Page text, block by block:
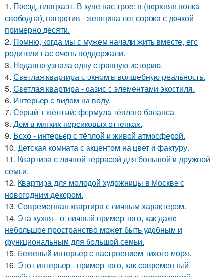
1. Поезд, плацкарт. В купе нас трое: я (верхняя полка
свободна), напротив - женщина лет сорока с дочкой
примерно десяти.
2. Помню, когда мы с мужем начали жить вместе, его
родители нас очень поддержали.
3. Недавно узнала одну странную историю.
4. Светлая квартира с окном в волшебную реальность.
5. Светлая квартира - оазис с элементами экостиля.
6. Интерьер с видом на воду.
7. Серый + жёлтый: формула тёплого баланса.
8. Дом в мягких персиковых оттенках.
9. Бохо - интерьер с тёплой и живой атмосферой.
10. Детская комната с акцентом на цвет и фактуру.
11. Квартира с личной террасой для большой и дружной
семьи.
12. Квартира для молодой художницы в Москве с
новогодним декором.
13. Современная квартира с личным характером.
14. Эта кухня - отличный пример того, как даже
небольшое пространство может быть удобным и
функциональным для большой семьи.
15. Бежевый интерьер с настроением тихого моря.
16. Этот интерьер - пример того, как современный